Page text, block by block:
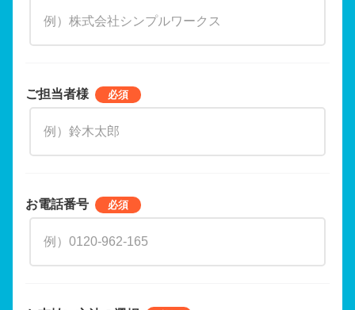
ご担当者様
お電話番号